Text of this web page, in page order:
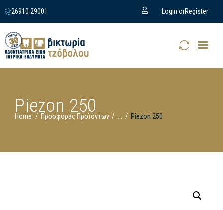
26910 29001 Login orRegister
Piezon 250
Home Προσφορές Προϊόντων Piezon 250